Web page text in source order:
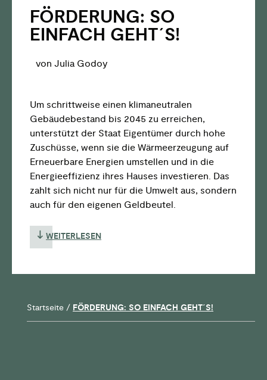
FÖRDERUNG: SO
EINFACH GEHT´S!
von Julia Godoy
Um schrittweise einen klimaneutralen
Gebäudebestand bis 2045 zu erreichen,
unterstützt der Staat Eigentümer durch hohe
Zuschüsse, wenn sie die Wärmeerzeugung auf
Erneuerbare Energien umstellen und in die
Energieeffizienz ihres Hauses investieren. Das
zahlt sich nicht nur für die Umwelt aus, sondern
auch für den eigenen Geldbeutel.
WEITERLESEN
Startseite / FÖRDERUNG: SO EINFACH GEHT´S!